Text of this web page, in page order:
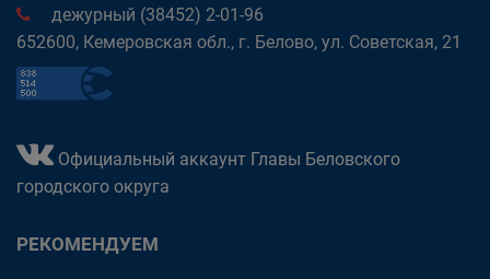
дежурный (38452) 2-01-96
652600, Кемеровская обл., г. Белово, ул. Советская, 21
Официальный аккаунт Главы Беловского
городского округа
РЕКОМЕНДУЕМ